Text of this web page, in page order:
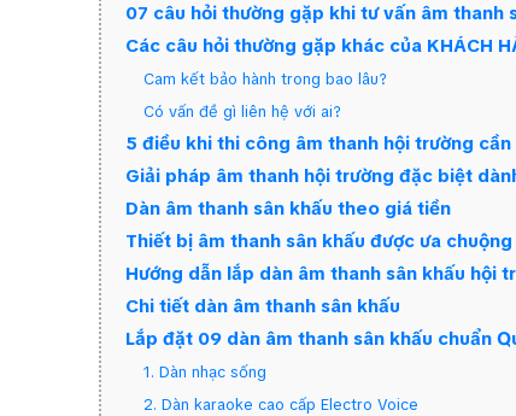
07 câu hỏi thường gặp khi tư vấn âm thanh
Các câu hỏi thường gặp khác của KHÁCH
Cam kết bảo hành trong bao lâu?
Có vấn đề gì liên hệ với ai?
5 điều khi thi công âm thanh hội trường cần
Giải pháp âm thanh hội trường đặc biệt
Dàn âm thanh sân khấu theo giá tiền
Thiết bị âm thanh sân khấu được ưa chuộng
Hướng dẫn lắp dàn âm thanh sân khấu hội
Chi tiết dàn âm thanh sân khấu
Lắp đặt 09 dàn âm thanh sân khấu chuẩn
1. Dàn nhạc sống
2. Dàn karaoke cao cấp Electro Voice